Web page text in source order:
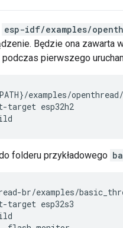
esp-idf/examples/
Będzie ona zawarta
podczas pierwszego
examples/
esp32h2
folderu przykładowego
br/examples/
esp32s3